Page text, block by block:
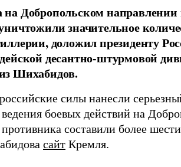
Добропольском
значительное
доложил президенту
десантно-штурмовой
Шихабидов.
силы нанесли
боевых действий на
составили более
сайт Кремля.